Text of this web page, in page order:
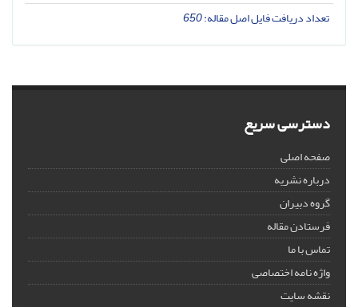
تعداد دریافت فایل اصل مقاله:650
دسترسی سریع
صفحه اصلی
درباره نشریه
گروه دبیران
فرستادن مقاله
تماس با ما
واژه نامه اختصاصی
نقشه سایت